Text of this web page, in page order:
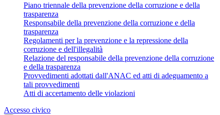
Piano triennale della prevenzione della corruzione e della
trasparenza
Responsabile della prevenzione della corruzione e della
trasparenza
Regolamenti per la prevenzione e la repressione della
corruzione e dell'illegalità
Relazione del responsabile della prevenzione della corruzione
e della trasparenza
Provvedimenti adottati dall'ANAC ed atti di adeguamento a
tali provvedimenti
Atti di accertamento delle violazioni
Accesso civico